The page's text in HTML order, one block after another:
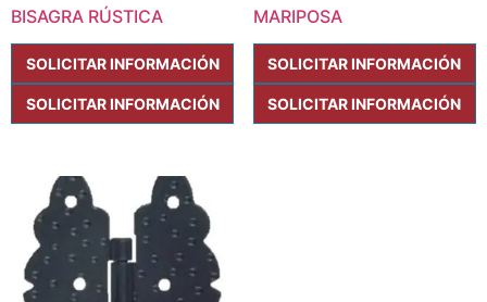
BISAGRA RÚSTICA
SOLICITAR INFORMACIÓN
SOLICITAR INFORMACIÓN
MARIPOSA
SOLICITAR INFORMACIÓN
SOLICITAR INFORMACIÓN